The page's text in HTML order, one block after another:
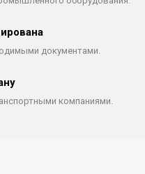
документами.
компаниями.